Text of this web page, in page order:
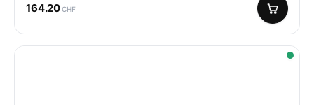
164.20CHF